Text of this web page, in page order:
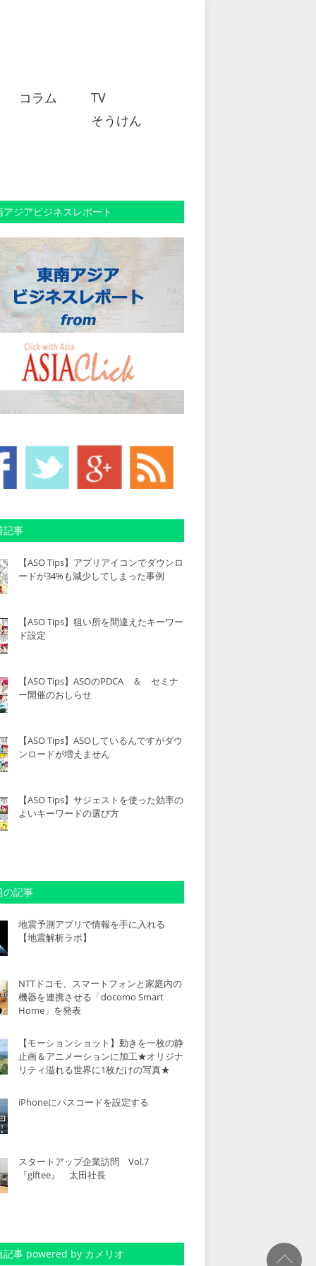
コラム
TV
そうけん
アジアビジネスレポート
記事
【ASO Tips】アプリアイコンでダウンロ
ードが34%も減少してしまった事例
【ASO Tips】狙い所を間違えたキーワー
ド設定
【ASO Tips】ASOのPDCA ＆ セミナ
ー開催のおしらせ
【ASO Tips】ASOしているんですがダウ
ンロードが増えません
【ASO Tips】サジェストを使った効率の
よいキーワードの選び方
の記事
地震予測アプリで情報を手に入れる
【地震解析ラボ】
NTTドコモ、スマートフォンと家庭内の
機器を連携させる「docomo Smart
Home」を発表
【モーションショット】動きを一枚の静
止画＆アニメーションに加工★オリジナ
リティ溢れる世界に1枚だけの写真★
iPhoneにパスコードを設定する
スタートアップ企業訪問 Vol.7
『giftee』 太田社長
記事 powered by カメリオ